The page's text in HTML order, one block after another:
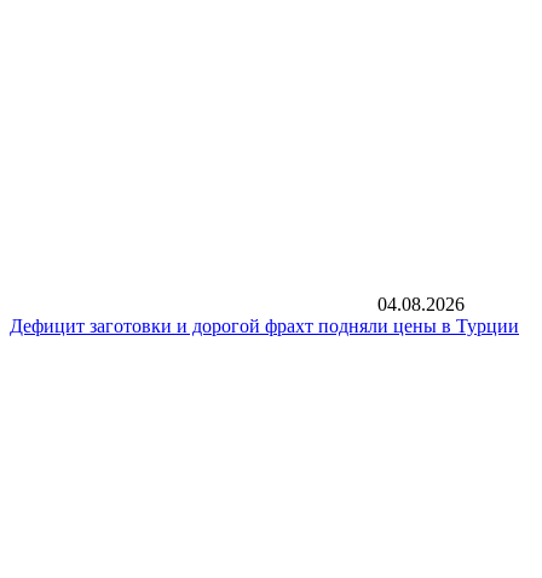
04.08.2026
Дефицит заготовки и дорогой фрахт подняли цены в Турции